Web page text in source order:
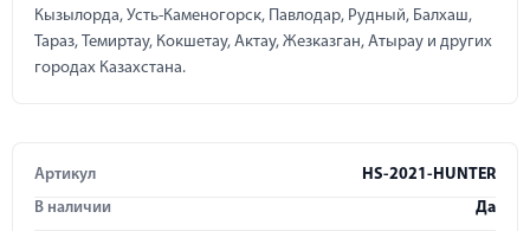
Кызылорда, Усть-Каменогорск, Павлодар, Рудный, Балхаш,
Тараз, Темиртау, Кокшетау, Актау, Жезказган, Атырау и других
городах Казахстана.
Артикул
HS-2021-HUNTER
В наличии
Да